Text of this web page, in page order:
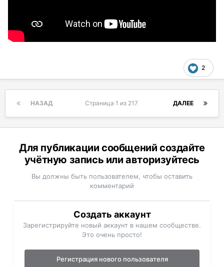
2
НАЗАД ДАЛЕЕ
Страница 1 из 217
Для публикации сообщений создайте
учётную запись или авторизуйтесь
Вы должны быть пользователем, чтобы оставить
комментарий
Создать аккаунт
Зарегистрируйте новый аккаунт в нашем сообществе.
Это очень просто!
Регистрация нового пользователя